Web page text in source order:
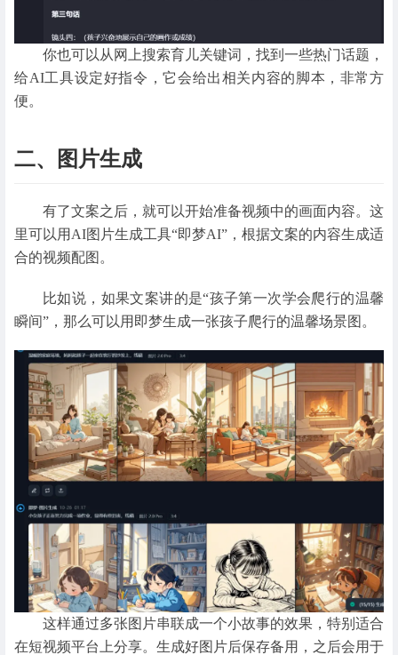
你也可以从网上搜索育儿关键词，找到一些热门话题，
给AI工具设定好指令，它会给出相关内容的脚本，非常方
便。
二、图片生成
有了文案之后，就可以开始准备视频中的画面内容。这
里可以用AI图片生成工具“即梦AI”，根据文案的内容生成适
合的视频配图。
比如说，如果文案讲的是“孩子第一次学会爬行的温馨
瞬间”，那么可以用即梦生成一张孩子爬行的温馨场景图。
这样通过多张图片串联成一个小故事的效果，特别适合
在短视频平台上分享。生成好图片后保存备用，之后会用于